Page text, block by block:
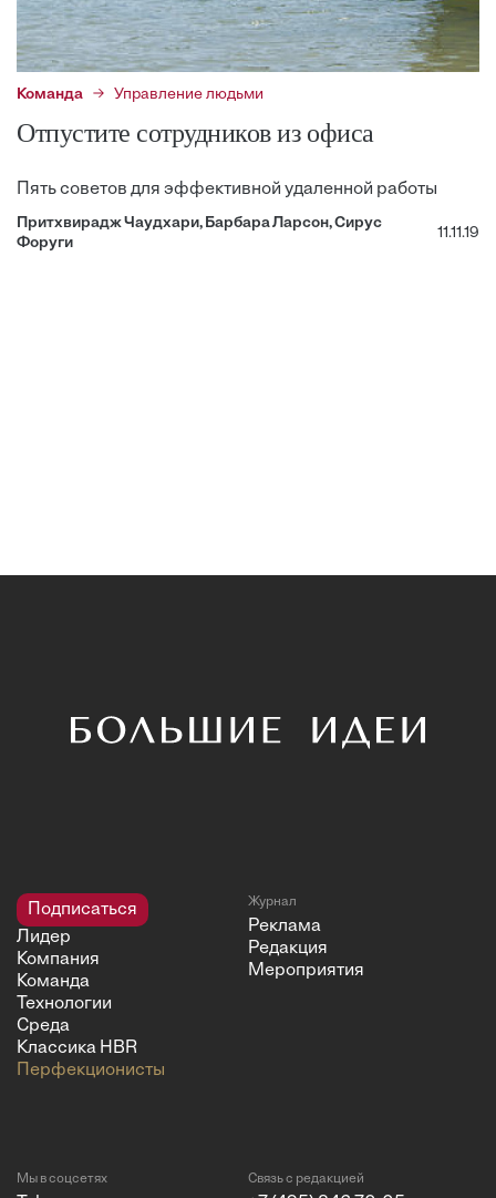
Команда Управление людьми
Отпустите сотрудников из офиса
Пять советов для эффективной удаленной работы
Притхвирадж Чаудхари, Барбара Ларсон, Сирус
Форуги
11.11.19
Подписаться
Лидер
Компания
Команда
Технологии
Среда
Классика HBR
Перфекционисты
Журнал
Реклама
Редакция
Мероприятия
Мы в соцсетях Связь с редакцией